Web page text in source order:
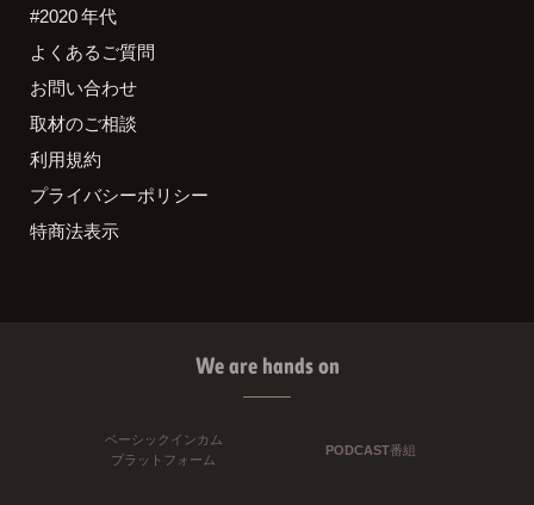
#2020 年代
よくあるご質問
お問い合わせ
取材のご相談
利用規約
プライバシーポリシー
特商法表示
We are hands on
ベーシックインカム
プラットフォーム
PODCAST番組